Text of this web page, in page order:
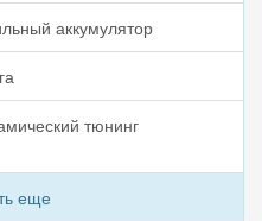
аккумулятор
тюнинг
еще